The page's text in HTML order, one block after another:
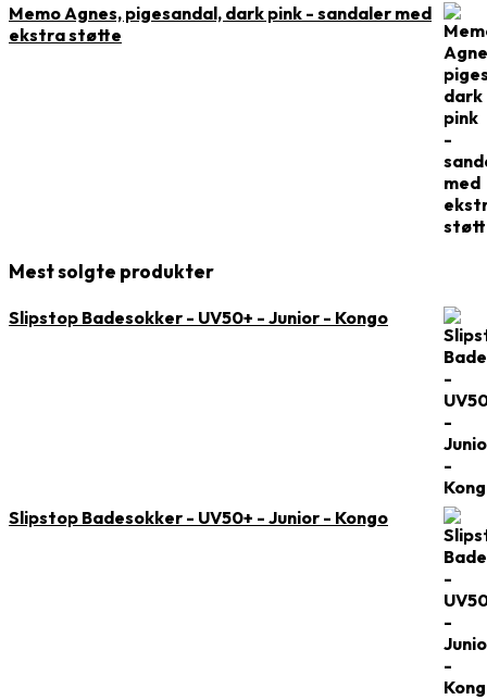
Memo Agnes, pigesandal, dark pink - sandaler med
ekstra støtte
Mest solgte produkter
Slipstop Badesokker - UV50+ - Junior - Kongo
Slipstop Badesokker - UV50+ - Junior - Kongo